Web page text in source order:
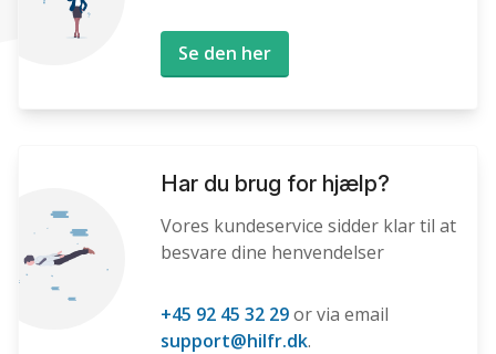
Se den her
Har du brug for hjælp?
Vores kundeservice sidder klar til at
besvare dine henvendelser
+45 92 45 32 29or via email
support@hilfr.dk.